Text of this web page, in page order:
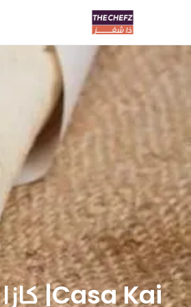
Casa Kai| كازا كاي